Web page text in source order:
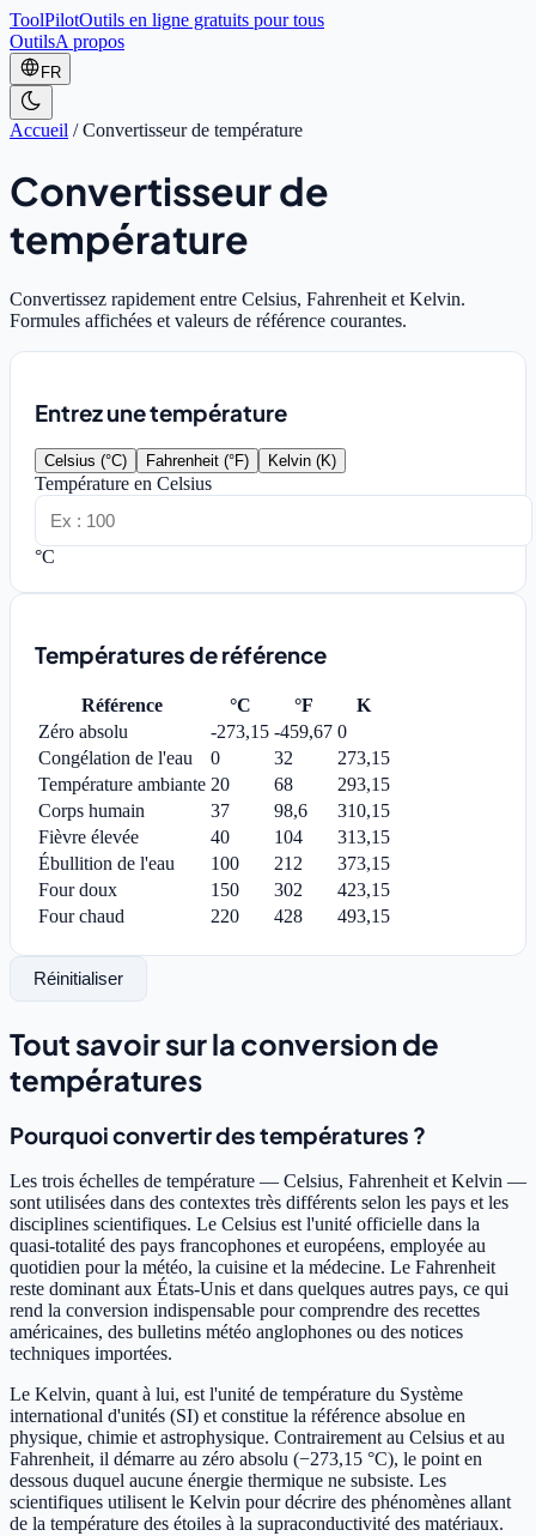
ToolPilotOutils en ligne gratuits pour tous
OutilsA propos
FR
Accueil /Convertisseur de température
Convertisseur de
température
Convertissez rapidement entre Celsius, Fahrenheit et Kelvin.
Formules affichées et valeurs de référence courantes.
Entrez une température
Celsius (°C) Fahrenheit (°F) Kelvin (K)
Température en Celsius
°C
Températures de référence
Référence °C °F
K
Zéro absolu
-273,15 -459,67 0
Congélation de l'eau
0 32
273,15
Température ambiante 20 68
293,15
Corps humain
37 98,6
310,15
Fièvre élevée
40 104
313,15
Ébullition de l'eau
100 212
373,15
Four doux
150 302
423,15
Four chaud
220 428 493,15
Réinitialiser
Tout savoir sur la conversion de
températures
Pourquoi convertir des températures ?
Les trois échelles de température — Celsius, Fahrenheit et Kelvin —
sont utilisées dans des contextes très différents selon les pays et les
disciplines scientifiques. Le Celsius est l'unité officielle dans la
quasi-totalité des pays francophones et européens, employée au
quotidien pour la météo, la cuisine et la médecine. Le Fahrenheit
reste dominant aux États-Unis et dans quelques autres pays, ce qui
rend la conversion indispensable pour comprendre des recettes
américaines, des bulletins météo anglophones ou des notices
techniques importées.
Le Kelvin, quant à lui, est l'unité de température du Système
international d'unités (SI) et constitue la référence absolue en
physique, chimie et astrophysique. Contrairement au Celsius et au
Fahrenheit, il démarre au zéro absolu (−273,15 °C), le point en
dessous duquel aucune énergie thermique ne subsiste. Les
scientifiques utilisent le Kelvin pour décrire des phénomènes allant
de la température des étoiles à la supraconductivité des matériaux.